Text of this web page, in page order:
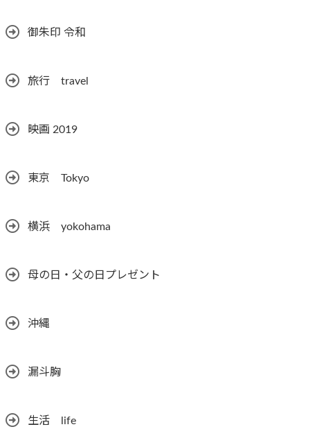
御朱印 令和
旅行 travel
映画 2019
東京 Tokyo
横浜 yokohama
母の日・父の日プレゼント
沖縄
漏斗胸
生活 life